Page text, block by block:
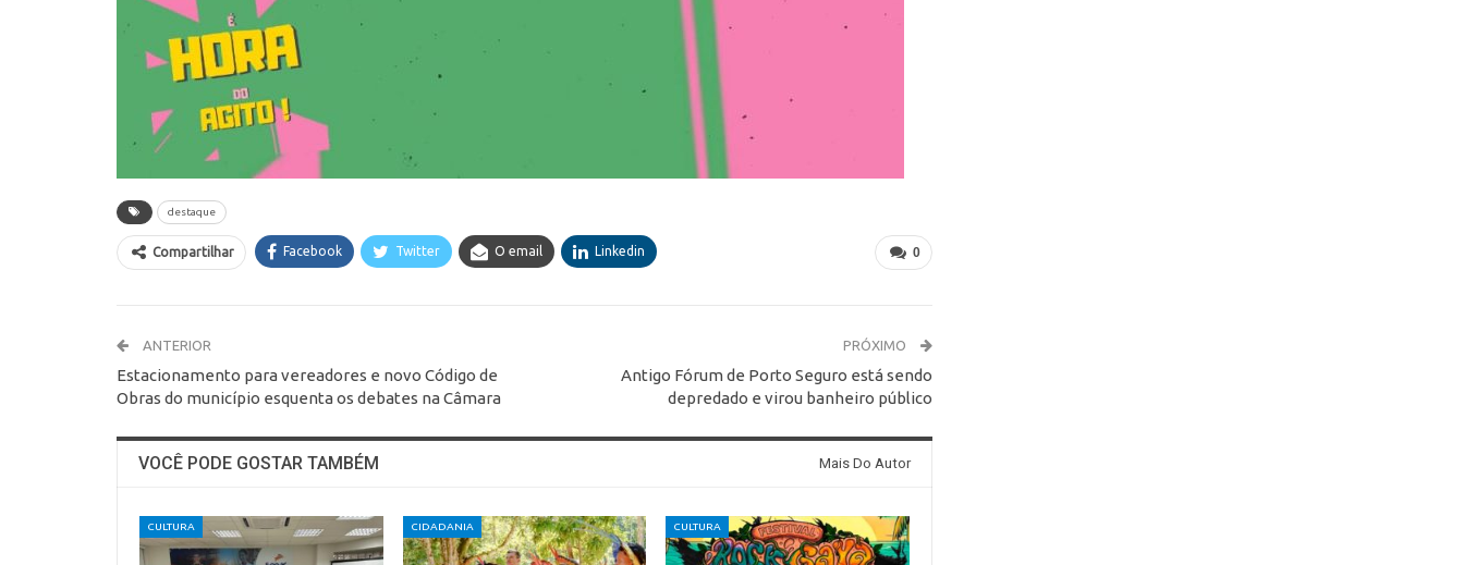
destaque
0
Compartilhar Facebook Twitter O email Linkedin
ANTERIOR
Estacionamento para vereadores e novo Código de
Obras do município esquenta os debates na Câmara
PRÓXIMO
Antigo Fórum de Porto Seguro está sendo
depredado e virou banheiro público
VOCÊ PODE GOSTAR TAMBÉM Mais Do Autor
CULTURA CIDADANIA CULTURA